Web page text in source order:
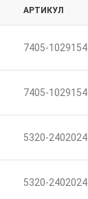
АРТИКУЛ
7405-1029154
7405-1029154
5320-2402024
5320-2402024